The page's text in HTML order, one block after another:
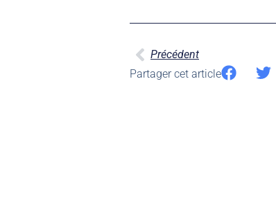
Précédent
Partager cet article